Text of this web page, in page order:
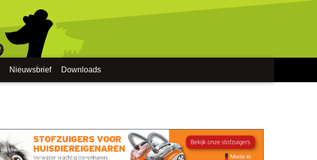
Nieuwsbrief Downloads